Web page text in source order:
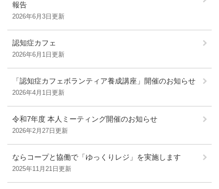
報告
2026年6月3日更新
認知症カフェ
2026年6月1日更新
「認知症カフェボランティア養成講座」開催のお知らせ
2026年4月1日更新
令和7年度 本人ミーティング開催のお知らせ
2026年2月27日更新
ならコープと協働で「ゆっくりレジ」を実施します
2025年11月21日更新